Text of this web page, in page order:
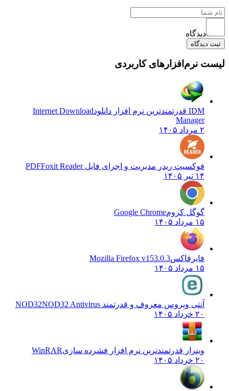
دیدگاه
ثبت دیدگاه
لیست نرم‌افزارهای کاربردی
IDM قدرتمندترین نرم افزار دانلود
Internet Download
Manager
۲ مرداد ۱۴۰۵
فوکسیت ریدر مدیریت و اجرای فایل PDFFoxit Reader
۱۴ تیر ۱۴۰۵
گوگل کرومGoogle Chrome
۱۵ مرداد ۱۴۰۵
فایرفاکسMozilla Firefox v153.0.3
۱۵ مرداد ۱۴۰۵
آنتی ویروس معروف و قدرتمند NOD32 NOD32 Antivirus
۲۰ خرداد ۱۴۰۵
وینرار قدرتمندترین نرم افزار فشرده سازیWinRAR
۲۰ خرداد ۱۴۰۵